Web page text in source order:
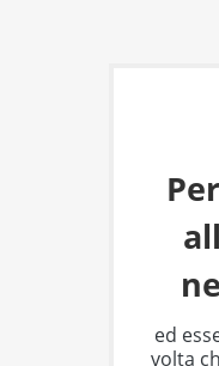
ed
volta